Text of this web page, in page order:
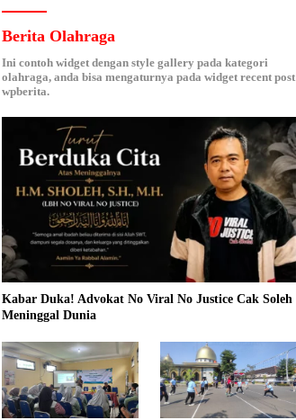
Berita Olahraga
Ini contoh widget dengan style gallery pada kategori
olahraga, anda bisa mengaturnya pada widget recent post
wpberita.
Kabar Duka! Advokat No Viral No Justice Cak Soleh
Meninggal Dunia